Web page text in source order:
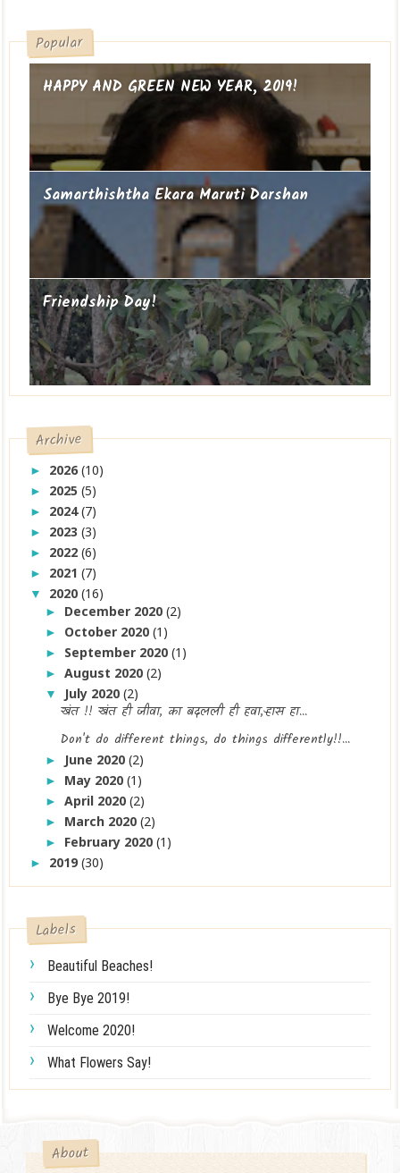
Popular
HAPPY AND GREEN NEW YEAR, 2019!
Samarthishtha Ekara Maruti Darshan
Friendship Day!
Archive
► 2026(10)
► 2025(5)
► 2024(7)
► 2023(3)
► 2022(6)
► 2021(7)
▼ 2020(16)
► December 2020(2)
► October 2020(1)
► September 2020(1)
►August 2020(2)
▼ July 2020(2)
खंत !! खंत ही जीवा, का बदलली ही हवा,ऱ्हास हा...
Don't do different things, do things differently!!...
► June 2020(2)
► May 2020(1)
►April 2020(2)
► March 2020(2)
► February 2020(1)
► 2019(30)
Labels
Beautiful Beaches!
Bye Bye 2019!
Welcome 2020!
What Flowers Say!
About